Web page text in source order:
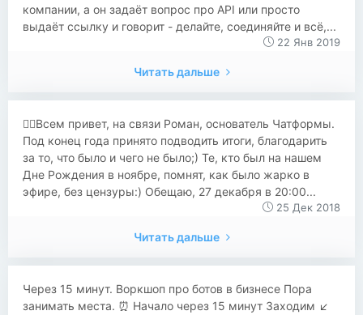
компании, а он задаёт вопрос про API или просто
выдаёт ссылку и говорит - делайте, соединяйте и всё,...
22 Янв 2019
Читать дальше
​​✌🏻Всем привет, на связи Роман, основатель Чатформы.
Под конец года принято подводить итоги, благодарить
за то, что было и чего не было;) Те, кто был на нашем
Дне Рождения в ноябре, помнят, как было жарко в
эфире, без цензуры:) Обещаю, 27 декабря в 20:00...
25 Дек 2018
Читать дальше
Через 15 минут. Воркшоп про ботов в бизнесе Пора
занимать места. ⏰ Начало через 15 минут Заходим ↙️